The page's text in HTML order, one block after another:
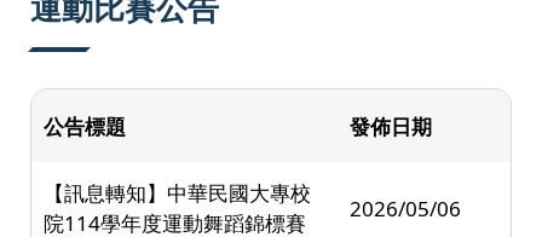
公告標題 發佈日期
【訊息轉知】中華民國大專校
院114學年度運動舞蹈錦標賽
2026/05/06